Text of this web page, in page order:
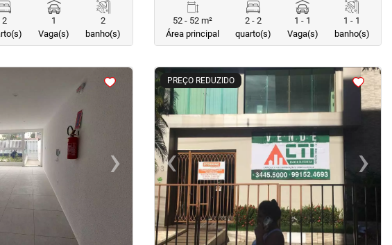
2
1
Vaga(s)
2
banho(s)
52 - 52 m²
Área principal
2 - 2
quarto(s)
1 - 1
Vaga(s)
1 - 1
banho(s)
›Next
PREÇO REDUZIDO
<<<<
‹Previous ›
Next